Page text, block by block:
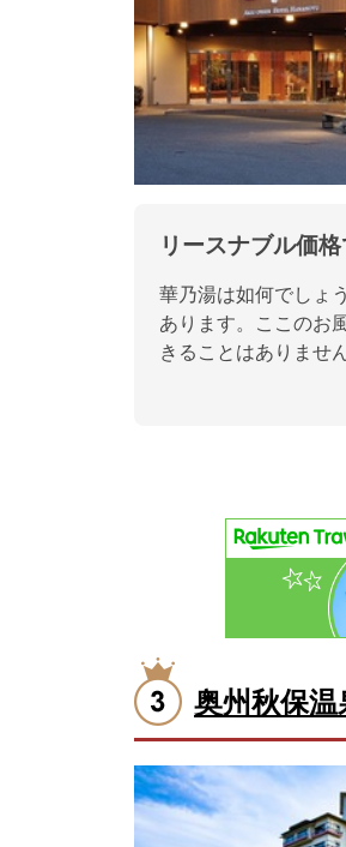
リースナブル価
華乃湯は如何でしょ
あります。ここのお
きることはありませ
奥州秋保